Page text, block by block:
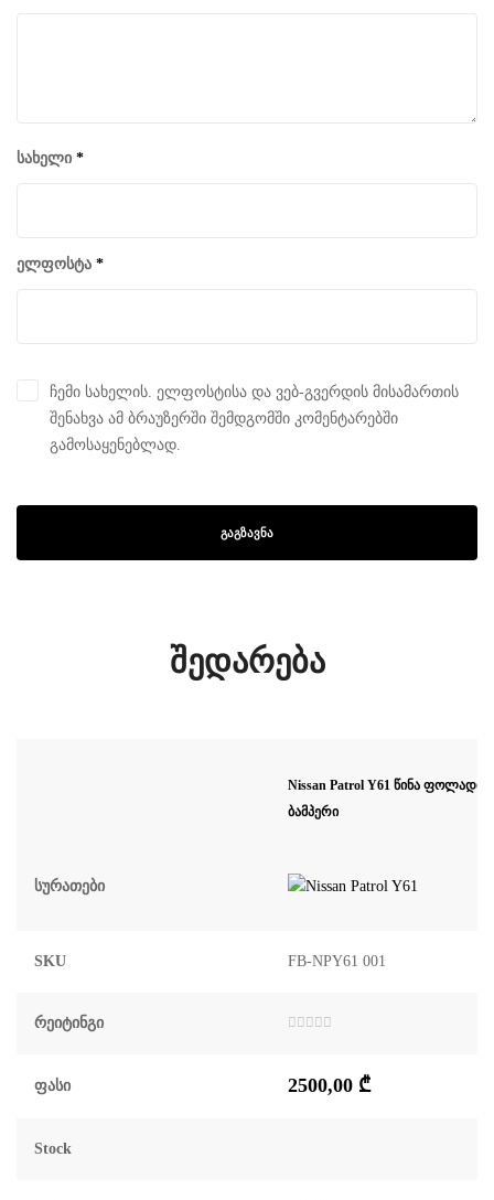
სახელი *
ელფოსტა *
ჩემი სახელის. ელფოსტისა და ვებ-გვერდის მისამართის
შენახვა ამ ბრაუზერში შემდგომში კომენტარებში
გამოსაყენებლად.
შედარება
Nissan Patrol Y61 წინა
ბამპერი
Სურათები
SKU FB-NPY61 001
Რეიტინგი
დან
Ფასი 2500,00 ₾
Stock